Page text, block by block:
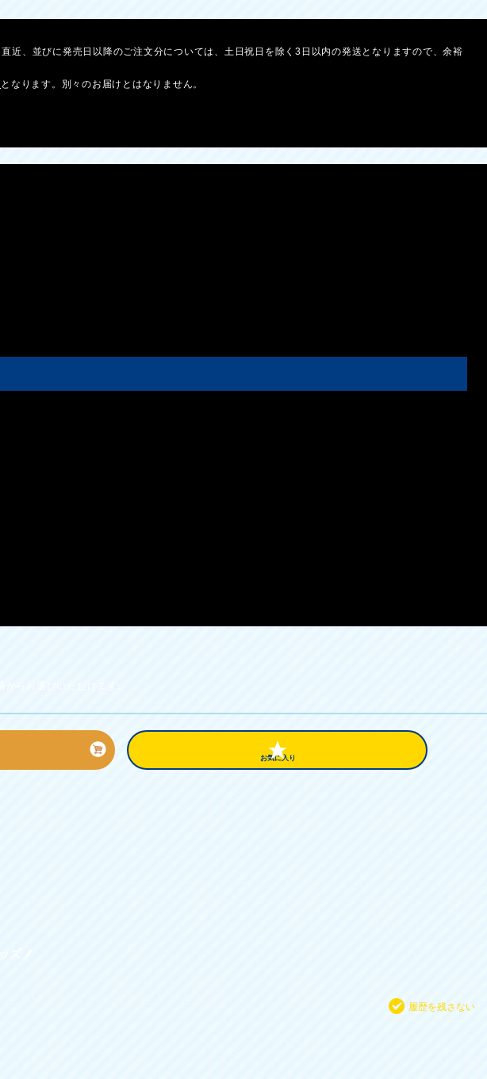
近、並びに発売日以降のご注文分については、土日祝日を除く3日以内の発送となりますので、余裕
となります。別々のお届けとはなりません。
お気に入り
履歴を残さない